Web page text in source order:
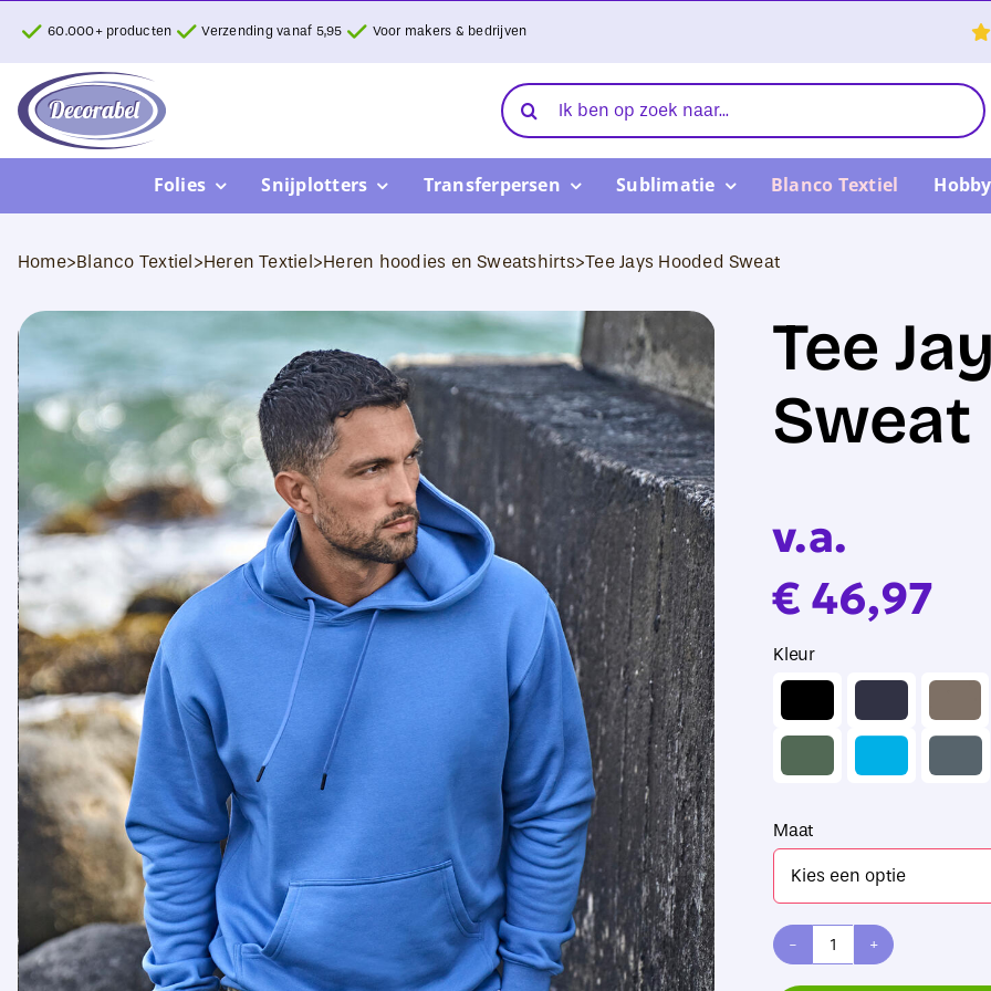
inhoud
60.000+ producten Verzending vanaf 5,95 Voor makers & bedrijven
Zoeken
naar:
Folies Snijplotters Transferpersen Sublimatie Blanco Textiel
Home>Blanco Textiel>Heren Textiel>Heren hoodies en Sweatshirts>Tee Jays Hooded Sweat
Tee
Sweat
v.a.
€ 46,97
Kleur
Maat
Tee